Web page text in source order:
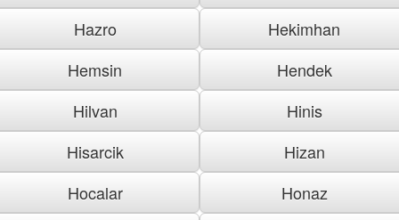
Hazro
Hekimhan
Hemsin
Hendek
Hilvan
Hinis
Hisarcik
Hizan
Hocalar
Honaz